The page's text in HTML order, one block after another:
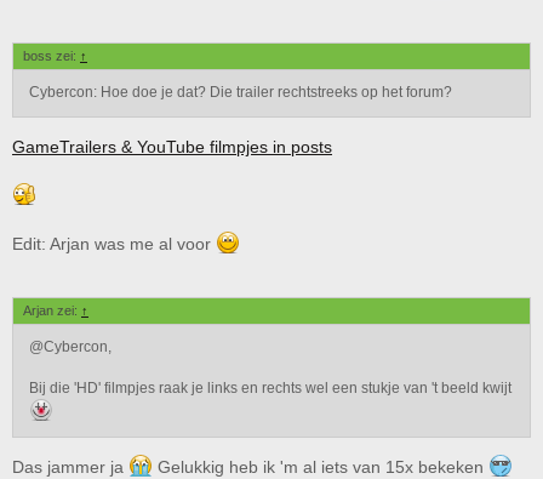
boss zei: ↑
Cybercon: Hoe doe je dat? Die trailer rechtstreeks op het forum?
GameTrailers & YouTube filmpjes in posts
Edit: Arjan was me al voor
Arjan zei: ↑
@Cybercon,
Bij die 'HD' filmpjes raak je links en rechts wel een stukje van 't beeld kwijt
Das jammer ja Gelukkig heb ik 'm al iets van 15x bekeken